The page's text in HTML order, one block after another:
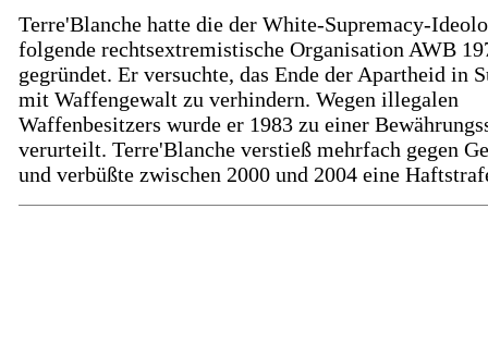
Terre'Blanche hatte die der White-Supremacy-
folgende rechtsextremistische Organisation AWB
gegründet. Er versuchte, das Ende der Apartheid in
mit Waffengewalt zu verhindern. Wegen illegalen
Waffenbesitzers wurde er 1983 zu einer
verurteilt. Terre'Blanche verstieß mehrfach gegen
und verbüßte zwischen 2000 und 2004 eine